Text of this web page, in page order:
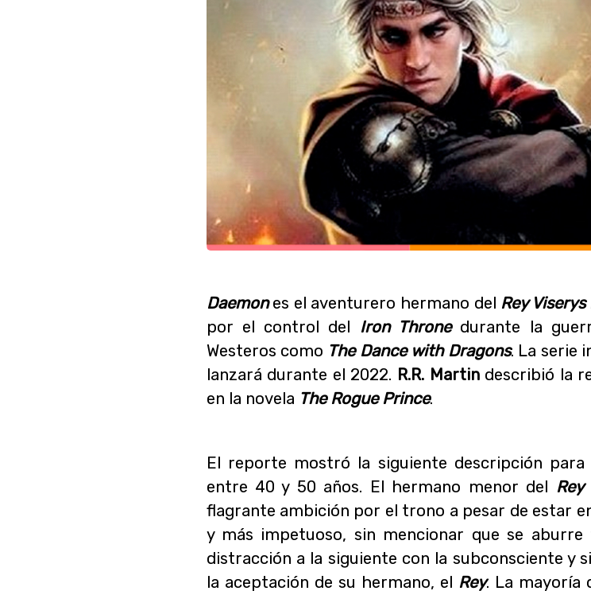
Daemones el aventurero hermano del Rey Viserys
por el control del Iron Thronedurante la
Westeros como The Dance with Dragons. La serie
lanzará durante el 2022. R.R. Martindescribió la
en la novela The Rogue Prince.
El reporte mostró la siguiente descripción
entre 40 y 50 años. El hermano menor del Rey
flagrante ambición por el trono a pesar de estar
y más impetuoso, sin mencionar que se aburre
distracción a la siguiente con la subconsciente y
la aceptación de su hermano, el Rey. La mayoría